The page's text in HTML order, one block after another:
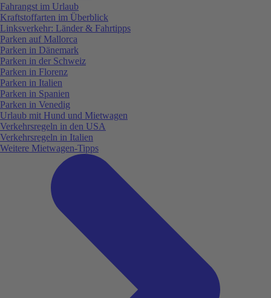
Fahrangst im Urlaub
Kraftstoffarten im Überblick
Linksverkehr: Länder & Fahrtipps
Parken auf Mallorca
Parken in Dänemark
Parken in der Schweiz
Parken in Florenz
Parken in Italien
Parken in Spanien
Parken in Venedig
Urlaub mit Hund und Mietwagen
Verkehrsregeln in den USA
Verkehrsregeln in Italien
Weitere Mietwagen-Tipps